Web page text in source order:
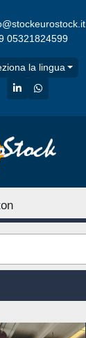
05321824599
la lingua
linkedinwhatsapp